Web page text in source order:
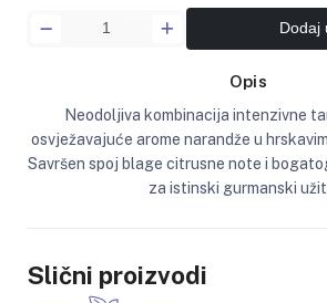
Dodaj
Opis
Neodoljiva kombinacija intenzivne
osvježavajuće arome narandže u
Savršen spoj blage citrusne note i
za istinski gurmanski
Slični proizvodi